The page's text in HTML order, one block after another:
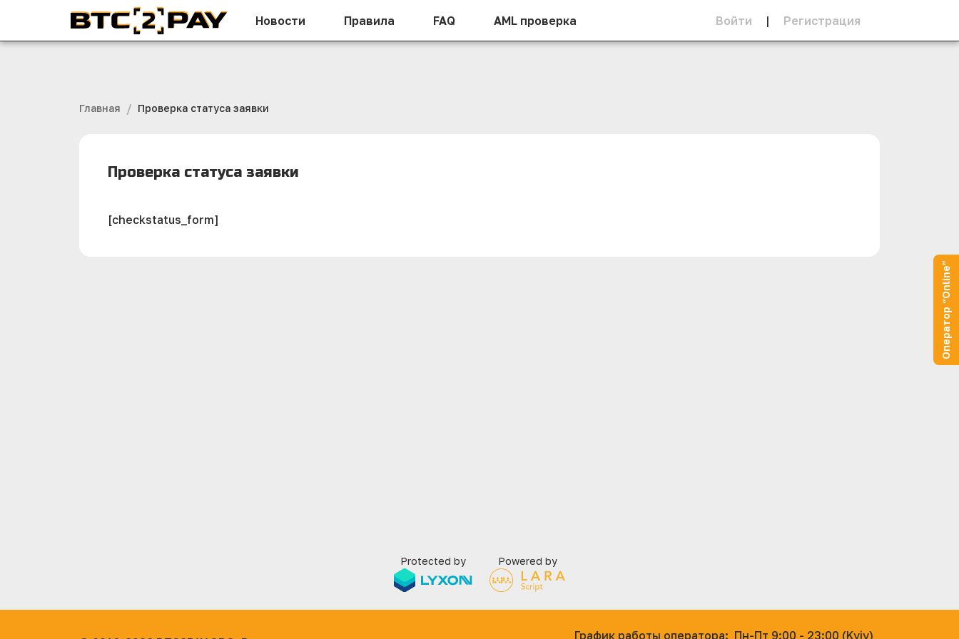
Новости Правила FAQ AML проверка Войти | Регистрация
Главная / Проверка статуса заявки
Проверка статуса заявки
[checkstatus_form]
Protected by Powered by
График работы оператора: Пн-Пт 9:00 - 23:00 (Kyiv)
Оператор “Online”